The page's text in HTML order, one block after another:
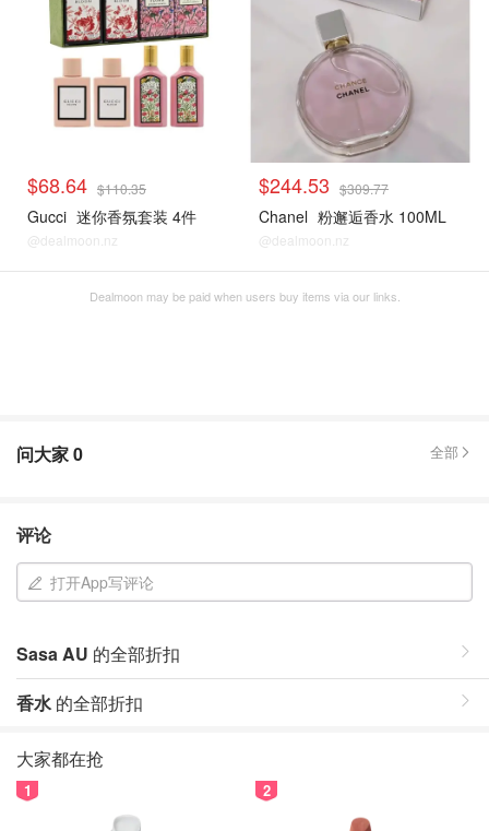
$68.64 $110.35
Gucci 迷你香氛套装 4件
@dealmoon.nz
$244.53 $309.77
Chanel 粉邂逅香水 100ML
@dealmoon.nz
Dealmoon may be paid when users buy items via our links.
问大家0 全部
评论
打开App写评论
Sasa AU 的全部折扣
香水 的全部折扣
大家都在抢
1 2